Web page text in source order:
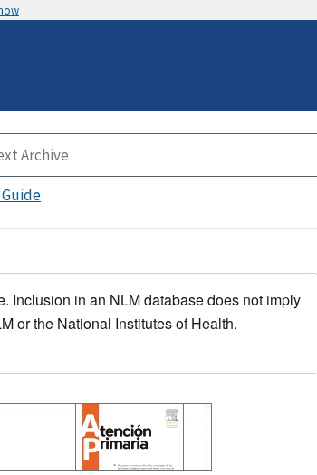
Inclusion in an NLM database does not imply
or the National Institutes of Health.